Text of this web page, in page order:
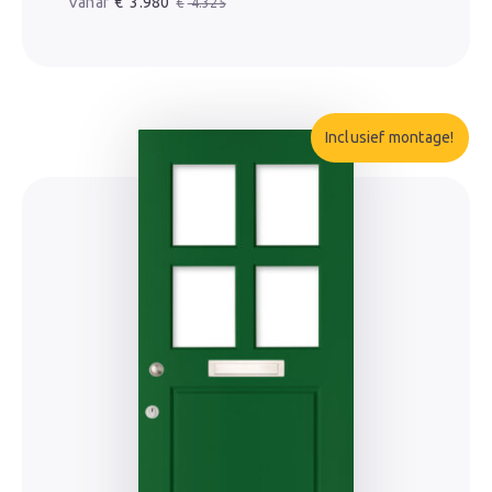
Inclusief montage!